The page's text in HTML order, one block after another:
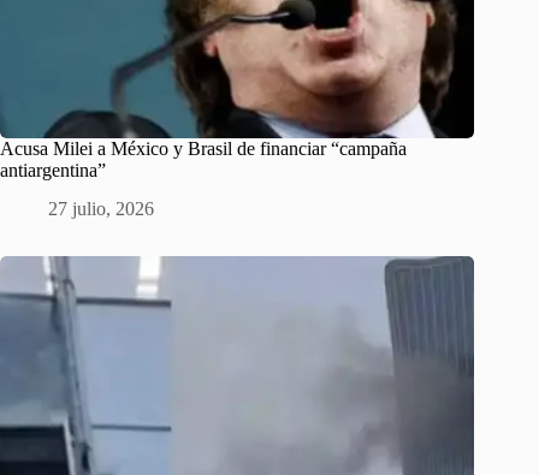
Acusa Milei a México y Brasil de financiar “campaña
antiargentina”
27 julio, 2026